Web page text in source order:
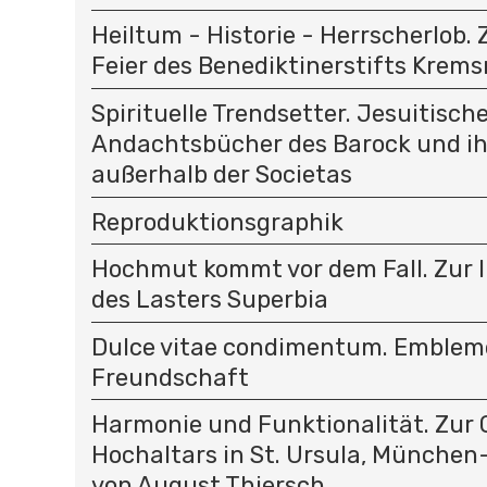
Heiltum - Historie -
Feier des Benediktinerstifts
Spirituelle Trendsetter.
Andachtsbücher des Barock und
außerhalb der Societas
Reproduktionsgraphik
Hochmut kommt vor dem Fall. Zur
des Lasters Superbia
Dulce vitae condimentum.
Freundschaft
Harmonie und Funktionalität. Zur
Hochaltars in St. Ursula,